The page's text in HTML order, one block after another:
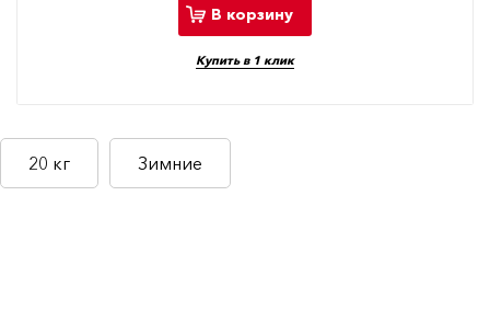
В корзину
Купить в 1 клик
20 кг Зимние